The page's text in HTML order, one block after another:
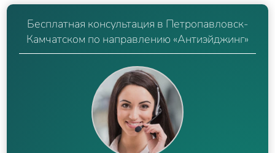
Бесплатная консультация в Петропавловск-
Камчатском по направлению «Антиэйджинг»